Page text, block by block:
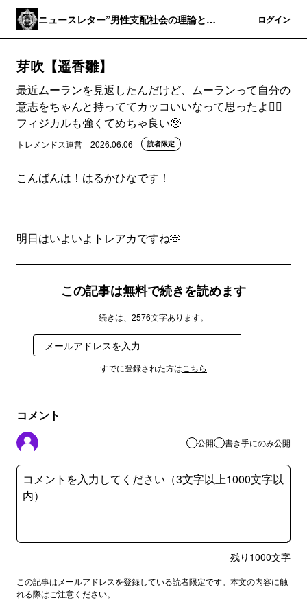
ニュースレター”男性支配社会の理論と実
ログイン
芽吹【遥香雛】
最近ムーランを見返したんだけど、ムーランって自分の
意志をちゃんと持っててカッコいいなって思ったよ🙂‍↕️
フィジカルも強くてめちゃ良い🥹
トレメンドス運営 2026.06.06 読者限定
こんばんは！はるかひなです！
明日はいよいよトレアカですね🫶
この記事は無料で続きを読めます
続きは、2576文字あります。
すでに登録された方は こちら
コメント
公開 書き手にのみ公開
残り 1000文字
この記事はメールアドレスを登録している読者限定です。本文の内容に触
れる際はご注意ください。